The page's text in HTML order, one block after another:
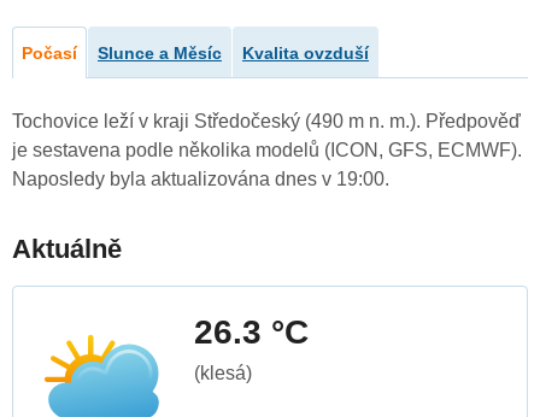
Počasí Slunce a Měsíc Kvalita ovzduší
Tochovice leží v kraji Středočeský (490 m n. m.). Předpověď
je sestavena podle několika modelů (ICON, GFS, ECMWF).
Naposledy byla aktualizována dnes v 19:00.
Aktuálně
26.3 °C
(klesá)